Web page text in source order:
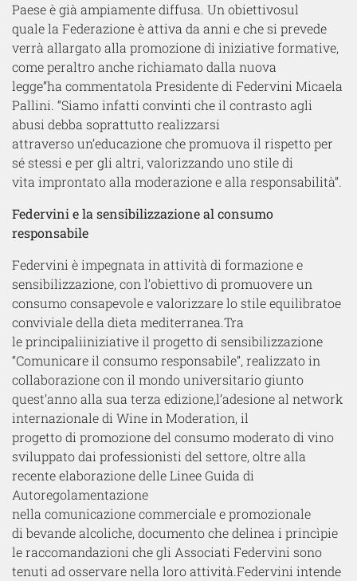
Paese è già ampiamente diffusa. Unobiettivosul
qualela Federazione è attiva da anni eche si prevede
verrà allargato allapromozionedi iniziativeformative,
come peraltro anche richiamato dalla nuova
legge”hacommentatola Presidente di Federvini Micaela
Pallini. “Siamoinfatti convinti cheil contrasto agli
abusi debba soprattutto realizzarsi
attraversoun’educazione che promuova il rispetto per
sé stessi e per gli altri, valorizzando uno stile di
vitaimprontato alla moderazione e alla responsabilità”.
Federvini e la sensibilizzazione al consumo
responsabile
Federvini è impegnata in attività di formazione e
sensibilizzazione, con l’obiettivo di promuovere un
consumo consapevole e valorizzarelostileequilibratoe
convivialedella dieta mediterranea.Tra
leprincipaliiniziativeil progettodi sensibilizzazione
“Comunicare il consumo responsabile”, realizzato in
collaborazione con il mondo universitario giunto
quest’anno alla sua terza edizione,l’adesione al network
internazionale di Wine in Moderation,il
progettodi promozione del consumo moderato di vino
sviluppatodai professionisti del settore,oltrealla
recente elaborazione delleLinee Guida di
Autoregolamentazione
nellacomunicazionecommerciale epromozionale
di bevandealcoliche, documento che delineai princìpie
le raccomandazioni chegli Associati Federvini sono
tenuti ad osservarenella loro attività.Federvini intende